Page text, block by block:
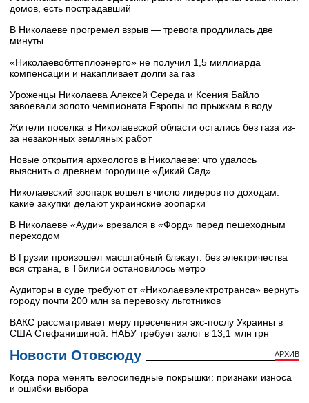
домов, есть пострадавший
В Николаеве прогремел взрыв — тревога продлилась две
минуты
«Николаевоблтеплоэнерго» не получил 1,5 миллиарда
компенсации и накапливает долги за газ
Уроженцы Николаева Алексей Середа и Ксения Байло
завоевали золото чемпионата Европы по прыжкам в воду
Жители поселка в Николаевской области остались без газа из-
за незаконных земляных работ
Новые открытия археологов в Николаеве: что удалось
выяснить о древнем городище «Дикий Сад»
Николаевский зоопарк вошел в число лидеров по доходам:
какие закупки делают украинские зоопарки
В Николаеве «Ауди» врезался в «Форд» перед пешеходным
переходом
В Грузии произошел масштабный блэкаут: без электричества
вся страна, в Тбилиси остановилось метро
Аудиторы в суде требуют от «Николаевэлектротранса» вернуть
городу почти 200 млн за перевозку льготников
ВАКС рассматривает меру пресечения экс-послу Украины в
США Стефанишиной: НАБУ требует залог в 13,1 млн грн
Новости Отовсюду АРХИВ
Когда пора менять велосипедные покрышки: признаки износа
и ошибки выбора